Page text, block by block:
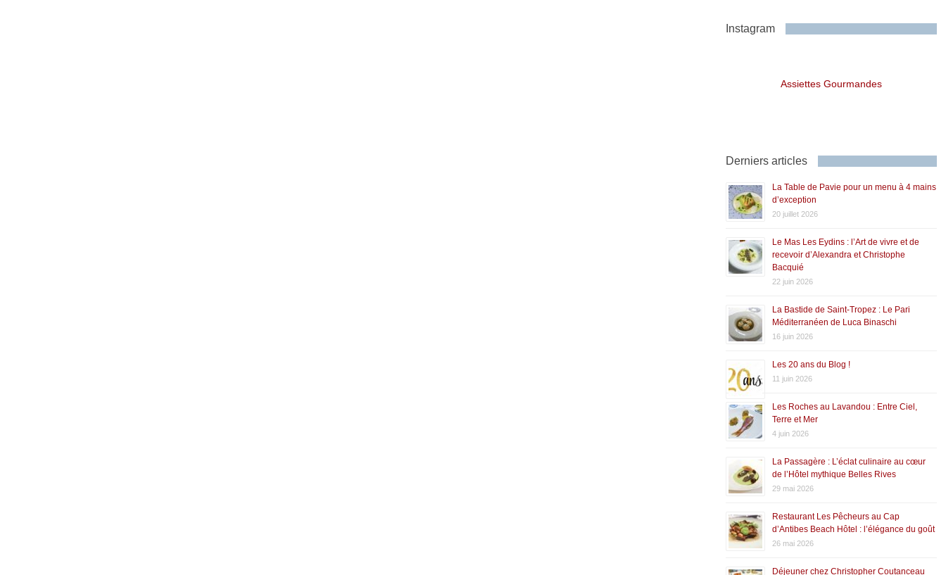
Instagram
Assiettes Gourmandes
Derniers articles
La Table de Pavie pour un menu à 4 mains
d’exception
20 juillet 2026
Le Mas Les Eydins : l’Art de vivre et de
recevoir d’Alexandra et Christophe
Bacquié
22 juin 2026
La Bastide de Saint-Tropez : Le Pari
Méditerranéen de Luca Binaschi
16 juin 2026
Les 20 ans du Blog !
11 juin 2026
Les Roches au Lavandou : Entre Ciel,
Terre et Mer
4 juin 2026
La Passagère : L’éclat culinaire au cœur
de l’Hôtel mythique Belles Rives
29 mai 2026
Restaurant Les Pêcheurs au Cap
d’Antibes Beach Hôtel : l’élégance du goût
26 mai 2026
Déjeuner chez Christopher Coutanceau